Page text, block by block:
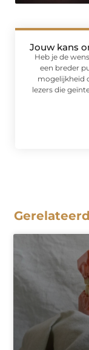
Jouw kans
Heb je de
een breder
mogelijkheid
lezers die